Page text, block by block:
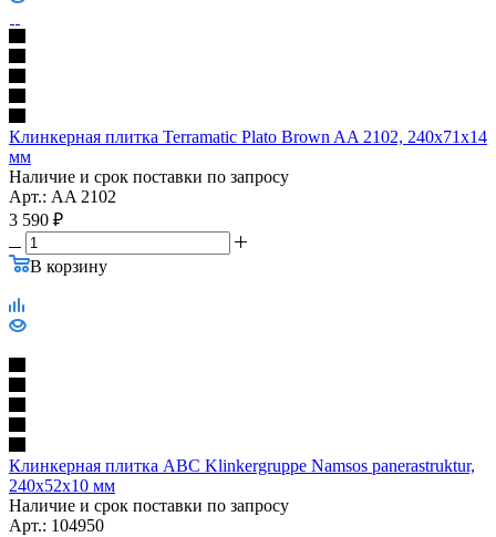
Клинкерная плитка Terramatic Plato Brown AA 2102, 240х71х14
мм
Наличие и срок поставки по запросу
Арт.: AA 2102
3 590 ₽
В корзину
Клинкерная плитка ABC Klinkergruppe Namsos panerastruktur,
240х52х10 мм
Наличие и срок поставки по запросу
Арт.: 104950